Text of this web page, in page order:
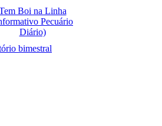
Boi na Linha
Pecuário
Diário)